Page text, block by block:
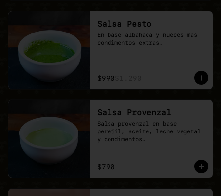
Salsa Pesto
En base albahaca y nueces mas
condimentos extras.
$990
Salsa Provenzal
Salsa provenzal en base
perejil, aceite, leche vegetal
y condimentos.
$790